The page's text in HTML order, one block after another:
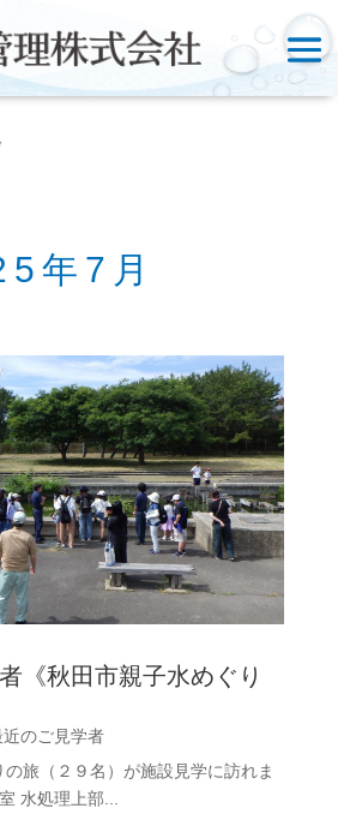
年7月
《秋田市親子水めぐり
近のご見学者
旅（２９名）が施設見学に訪れま
水処理上部...